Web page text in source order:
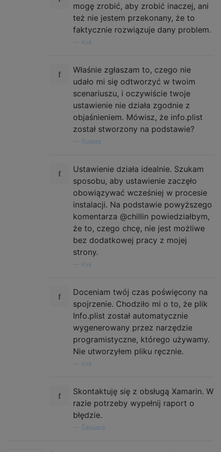
mogę zrobić, aby zrobić inaczej, ani
też nie jestem przekonany, że to
faktycznie rozwiązuje dany problem.
Kirk
Właśnie zgłaszam to, czego nie
udało mi się odtworzyć w twoim
scenariuszu, i oczywiście twoje
ustawienie nie działa zgodnie z
objaśnieniem. Mówisz, że info.plist
został stworzony na podstawie?
Ruskes
Ustawienie działa idealnie. Szukam
sposobu, aby ustawienie zaczęło
obowiązywać wcześniej w procesie
instalacji. Na podstawie powyższego
komentarza @chillin powiedziałbym,
że to, czego chcę, nie jest możliwe
bez dodatkowej pracy z mojej
strony.
Kirk
Doceniam twój czas poświęcony na
spojrzenie. Chodziło mi o to, że plik
Info.plist został automatycznie
wygenerowany przez narzędzie
programistyczne, którego używamy.
Nie utworzyłem pliku ręcznie.
Kirk
Skontaktuję się z obsługą Xamarin. W
razie potrzeby wypełnij raport o
błędzie.
Édouard